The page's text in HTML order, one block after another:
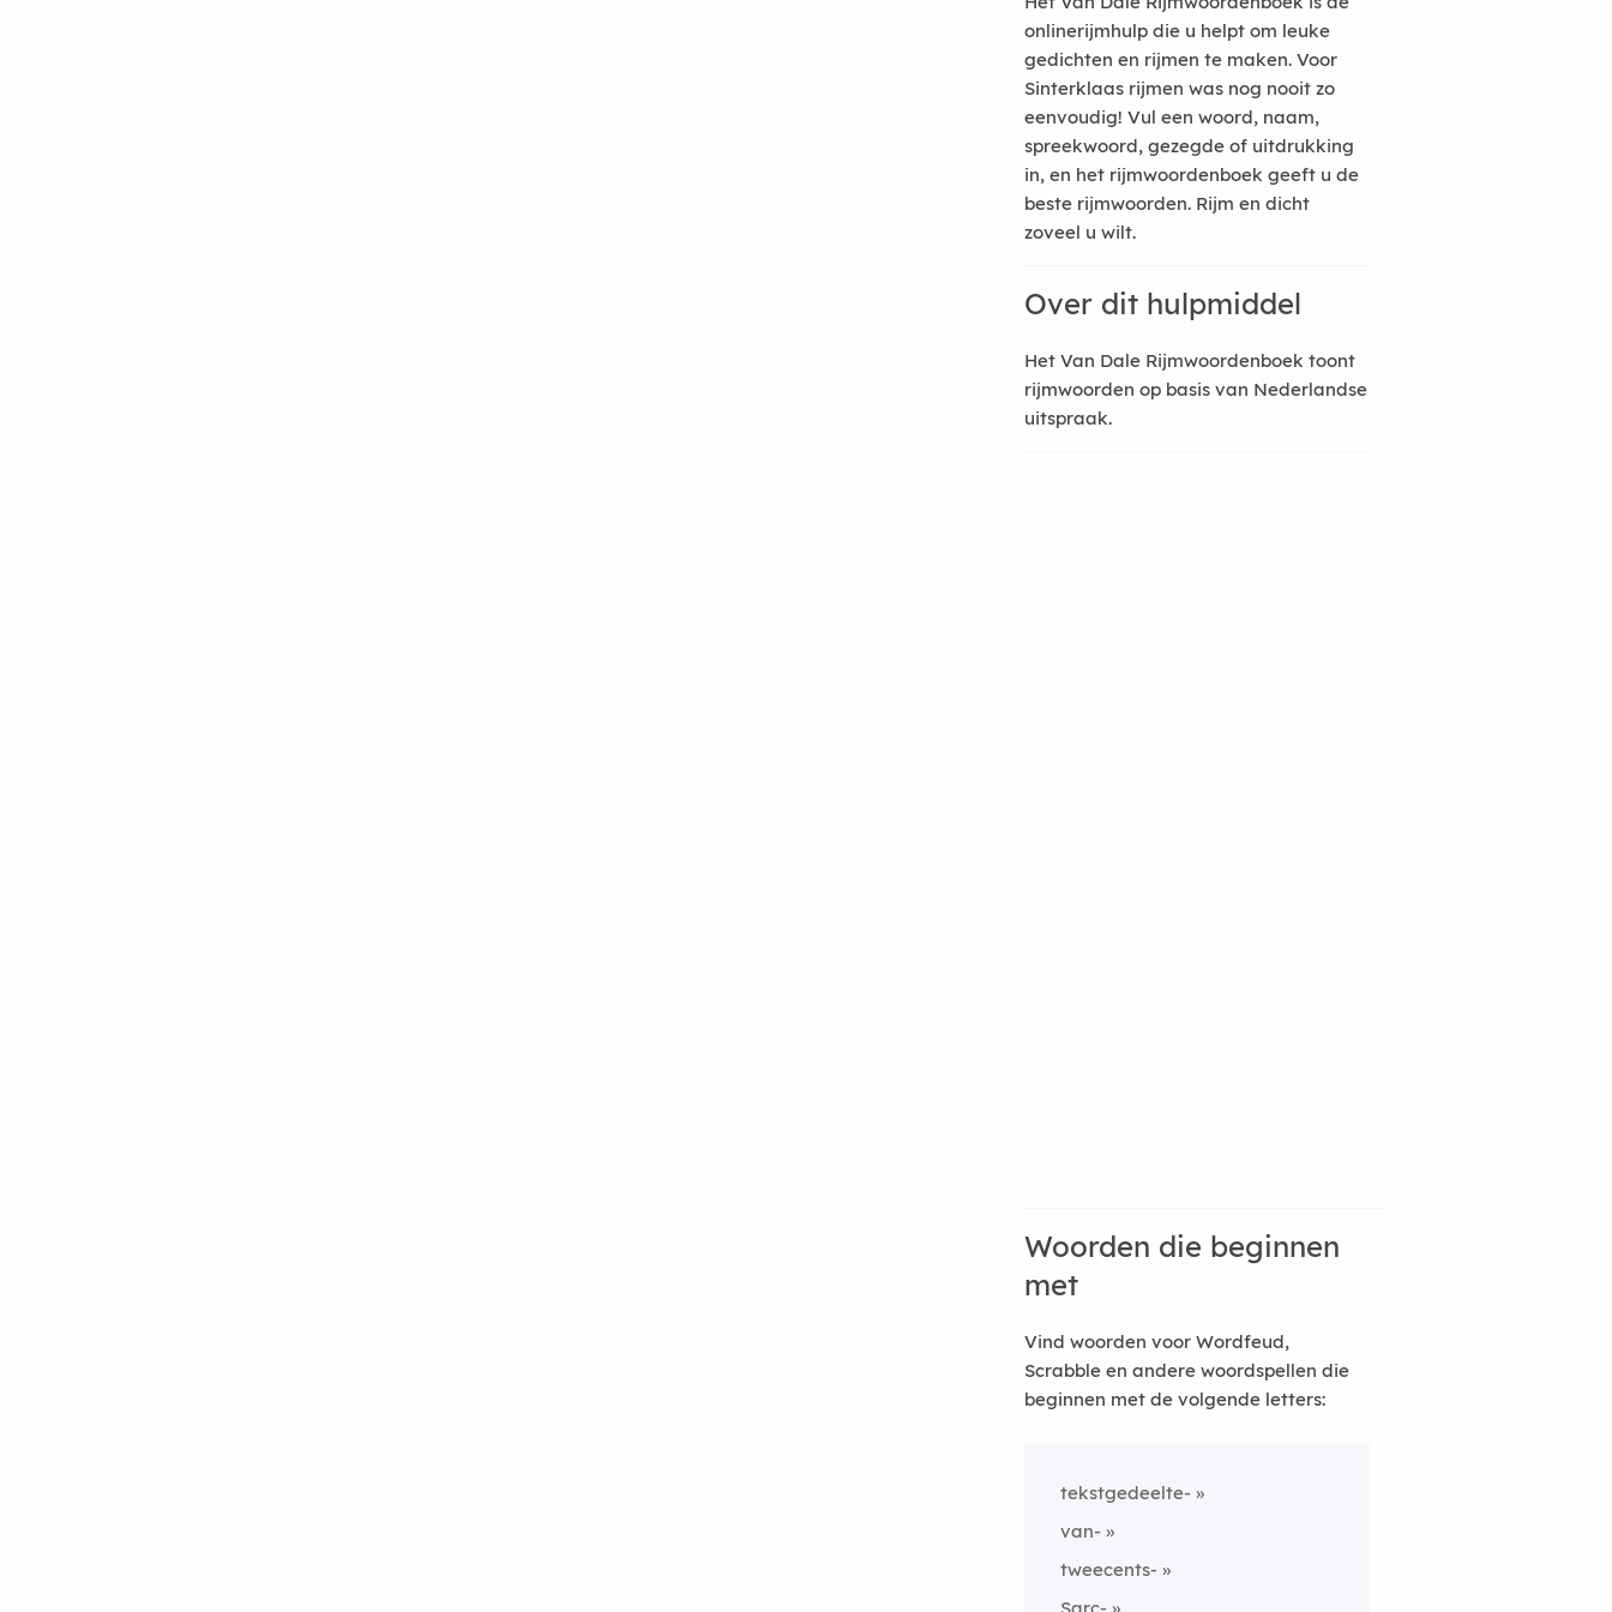
onlinerijmhulp die u helpt om leuke
gedichten en rijmen te maken. Voor
Sinterklaas rijmen was nog nooit zo
eenvoudig! Vul een woord, naam,
spreekwoord, gezegde of uitdrukking
in, en het rijmwoordenboek geeft u de
beste rijmwoorden. Rijm en dicht
zoveel u wilt.
Over dit hulpmiddel
Het Van Dale Rijmwoordenboek toont
rijmwoorden op basis van Nederlandse
uitspraak.
Woorden die beginnen
met
Vind woorden voor Wordfeud,
Scrabble en andere woordspellen die
beginnen met de volgende letters:
tekstgedeelte-
van-
tweecents-